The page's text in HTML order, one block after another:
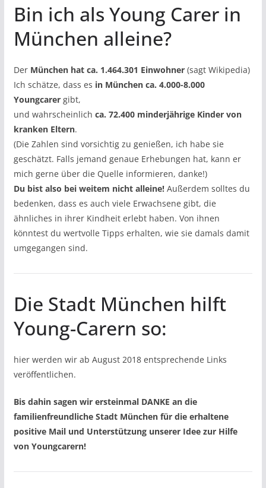
Bin ich als Young Carer in
München alleine?
Der München hat ca. 1.464.301 Einwohner(sagt Wikipedia)
Ich schätze, dass es in München ca. 4.000-8.000
Youngcarer gibt,
und wahrscheinlich ca. 72.400 minderjährige Kinder von
kranken Eltern.
(Die Zahlen sind vorsichtig zu genießen, ich habe sie
geschätzt. Falls jemand genaue Erhebungen hat, kann er
mich gerne über die Quelle informieren, danke!)
Du bist also bei weitem nicht alleine! Außerdem solltes du
bedenken, dass es auch viele Erwachsene gibt, die
ähnliches in ihrer Kindheit erlebt haben. Von ihnen
könntest du wertvolle Tipps erhalten, wie sie damals damit
umgegangen sind.
Die Stadt München hilft
Young-Carern so:
hier werden wir ab August 2018 entsprechende Links
veröffentlichen.
Bis dahin sagen wir ersteinmal DANKE an die
familienfreundliche Stadt München für die erhaltene
positive Mail und Unterstützung unserer Idee zur Hilfe
von Youngcarern!